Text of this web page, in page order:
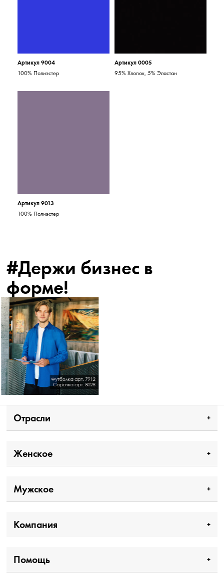
Артикул 9004
100% Полиэстер
Артикул 0005
95% Хлопок, 5% Эластан
Артикул 9013
100% Полиэстер
#Держи бизнес в
форме!
Отрасли
Женское
Мужское
Компания
Помощь